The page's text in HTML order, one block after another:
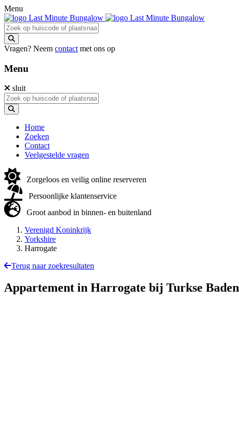
Menu
Vragen? Neem contact met ons op
Menu
sluit
Home
Zoeken
Contact
Veelgestelde vragen
Zorgeloos en veilig online reserveren
Persoonlijke klantenservice
Groot aanbod in binnen- en buitenland
Verenigd Koninkrijk
Yorkshire
Harrogate
Terug naar zoekresultaten
Appartement in Harrogate bij Turkse Baden